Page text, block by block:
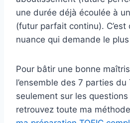
une durée déjà écoulée à
(futur parfait continu).
nuance qui demande le
Pour bâtir une bonne
l’ensemble des 7 parties du
seulement sur les
retrouvez toute ma